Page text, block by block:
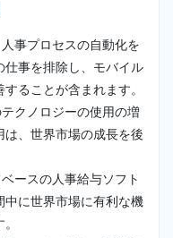
事プロセスの自動化を
仕事を排除し、モバイル
ることが含まれます。
クノロジーの使用の増
は、世界市場の成長を後
ースの人事給与ソフト
中に世界市場に有利な機